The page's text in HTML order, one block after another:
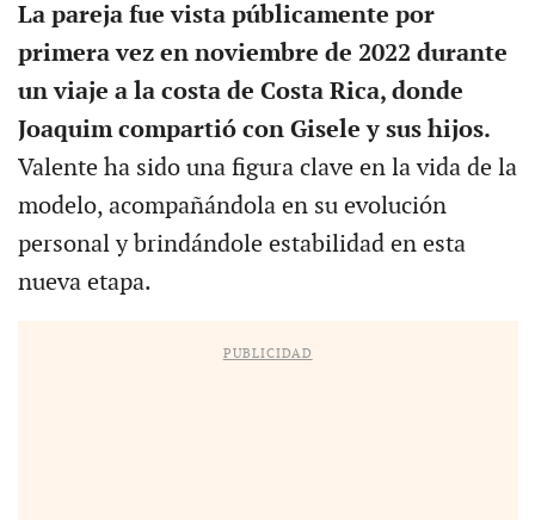
La pareja fue vista públicamente por
primera vez en noviembre de 2022 durante
un viaje a la costa de Costa Rica, donde
Joaquim compartió con Gisele y sus hijos.
Valente ha sido una figura clave en la vida de la
modelo, acompañándola en su evolución
personal y brindándole estabilidad en esta
nueva etapa.
PUBLICIDAD